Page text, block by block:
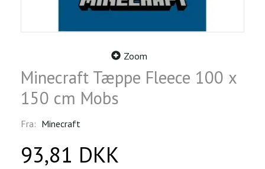
Zoom
Minecraft Tæppe Fleece 100 x
150 cm Mobs
Fra: Minecraft
93,81 DKK